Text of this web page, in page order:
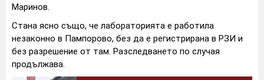
Маринов.
Стана ясно също, че лабораторията е работила
незаконно в Пампорово, без да е регистрирана в РЗИ и
без разрешение от там. Разследването по случая
продължава.